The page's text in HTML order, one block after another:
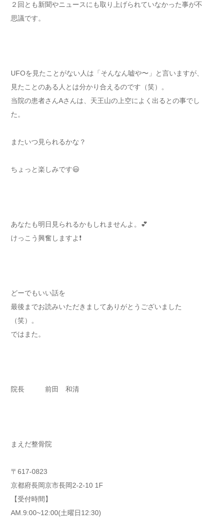
２回とも新聞やニュースにも取り上げられていなかった事が不
思議です。
UFOを見たことがない人は「そんなん嘘や〜」と言いますが、
見たことのある人とは分かり合えるのです（笑）。
当院の患者さんAさんは、天王山の上空によく出るとの事でし
た。
またいつ見られるかな？
ちょっと楽しみです😃
あなたも明日見られるかもしれませんよ。💕
けっこう興奮しますよ❗️
どーでもいい話を
最後までお読みいただきましてありがとうございました
（笑）。
ではまた。
院長 前田 和清
まえだ整骨院
〒617-0823
京都府長岡京市長岡2-2-10 1F
【受付時間】
AM.9:00~12:00(土曜日12:30)